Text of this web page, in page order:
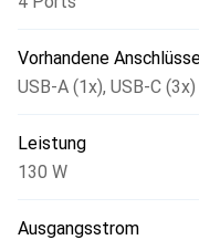
Vorhandene
USB-A (1x), USB-C (3x)
Leistung
130 W
Ausgangsstrom